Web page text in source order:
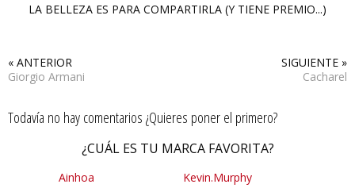
LA BELLEZA ES PARA COMPARTIRLA (Y TIENE PREMIO...)
« ANTERIOR
Giorgio Armani
SIGUIENTE »
Cacharel
Todavía no hay comentarios ¿Quieres poner el primero?
¿CUÁL ES TU MARCA FAVORITA?
Ainhoa
Kevin.Murphy